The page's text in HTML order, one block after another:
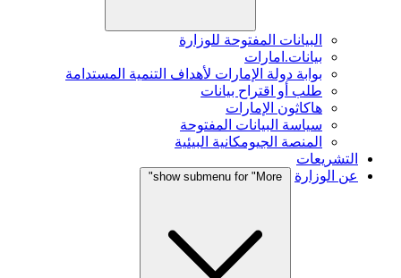
البيانات المفتوحة للوزارة
بيانات.امارات
بوابة دولة الإمارات لأهداف التنمية المستدامة
طلب أو اقتراح بيانات
هاكاثون الإمارات
سياسة البيانات المفتوحة
المنصة الجيومكانية البيئية
التشريعات
عن الوزارة
show submenu for "More"